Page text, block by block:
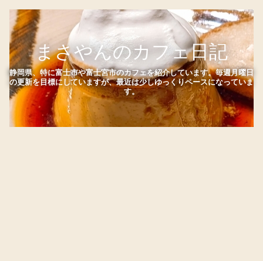
まさやんのカフェ日記
静岡県、特に富士市や富士宮市のカフェを紹介しています。毎週月曜日
の更新を目標にしていますが、最近は少しゆっくりペースになっていま
す。